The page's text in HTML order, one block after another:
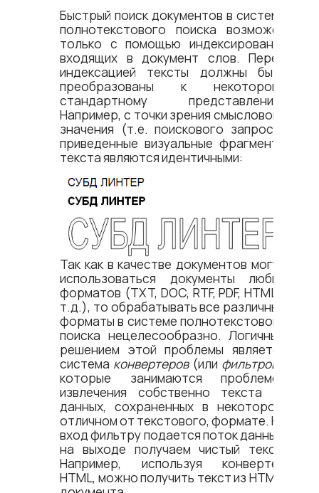
Быстрый поиск документов в системе
полнотекстового поиска возможен
только с помощью индексирования
входящих в документ слов. Перед
индексацией тексты должны быть
преобразованы к некоторому
стандартному представлению.
Например, с точки зрения смыслового
значения (т.е. поискового запроса)
приведенные визуальные фрагменты
текста являются идентичными:
Так как в качестве документов могут
использоваться документы любых
форматов (TXT, DOC, RTF, PDF, HTML и
т.д.), то обрабатывать все различные
форматы в системе полнотекстового
поиска нецелесообразно. Логичным
решением этой проблемы является
система конвертеров(или фильтров
которые занимаются проблемой
извлечения собственно текста из
данных, сохраненных в некотором,
отличном от текстового, формате. На
вход фильтру подается поток данных,
на выходе получаем чистый текст.
Например, используя конвертер
HTML, можно получить текст из HTML-